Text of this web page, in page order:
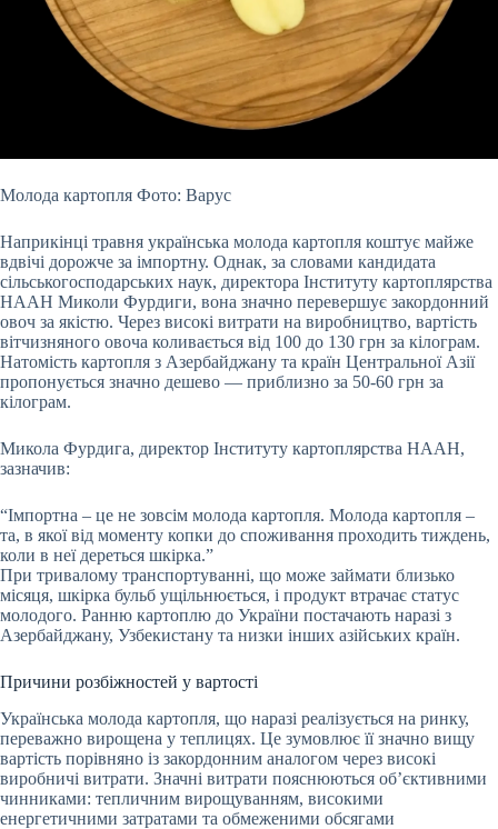
Молода картопля Фото: Варус
Наприкінці травня українська молода картопля коштує майже
вдвічі дорожче за імпортну. Однак, за словами кандидата
сільськогосподарських наук, директора Інституту картоплярства
НААН Миколи Фурдиги, вона значно перевершує закордонний
овоч за якістю. Через високі витрати на виробництво, вартість
вітчизняного овоча коливається від 100 до 130 грн за кілограм.
Натомість картопля з Азербайджану та країн Центральної Азії
пропонується значно дешево — приблизно за 50-60 грн за
кілограм.
Микола Фурдига, директор Інституту картоплярства НААН,
зазначив:
“Імпортна – це не зовсім молода картопля. Молода картопля –
та, в якої від моменту копки до споживання проходить тиждень,
коли в неї дереться шкірка.”
При тривалому транспортуванні, що може займати близько
місяця, шкірка бульб ущільнюється, і продукт втрачає статус
молодого. Ранню картоплю до України постачають наразі з
Азербайджану, Узбекистану та низки інших азійських країн.
Причини розбіжностей у вартості
Українська молода картопля, що наразі реалізується на ринку,
переважно вирощена у теплицях. Це зумовлює її значно вищу
вартість порівняно із закордонним аналогом через високі
виробничі витрати. Значні витрати пояснюються об’єктивними
чинниками: тепличним вирощуванням, високими
енергетичними затратами та обмеженими обсягами